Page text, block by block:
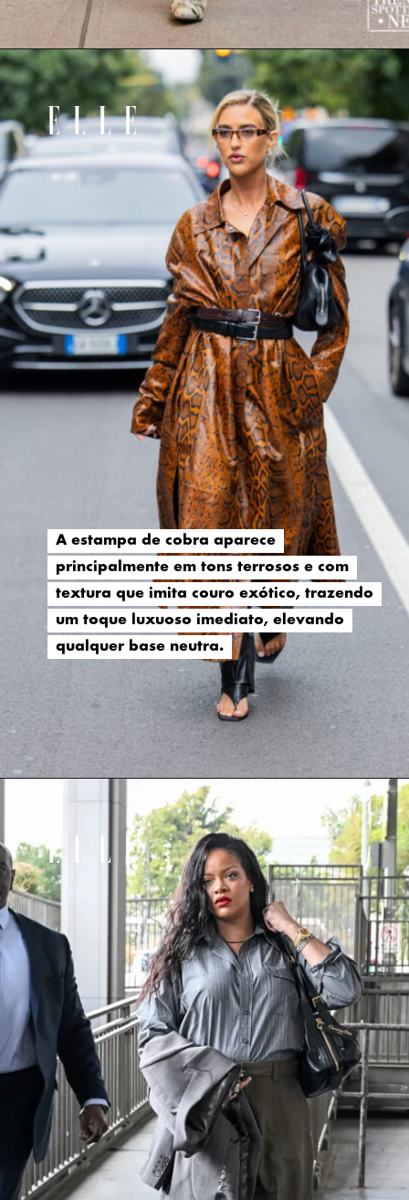
A estampa de cobra aparece
principalmente em tons terrosos e com
textura que imita couro exótico, trazendo
um toque luxuoso imediato, elevando
qualquer base neutra.
A estampa de cobra aparece
principalmente em tons terrosos e com
textura que imita couro exótico, trazendo
um toque luxuoso imediato, elevando
qualquer base neutra.